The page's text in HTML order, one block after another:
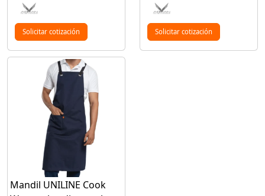
Solicitar cotización Solicitar cotización
Mandil UNILINE Cook